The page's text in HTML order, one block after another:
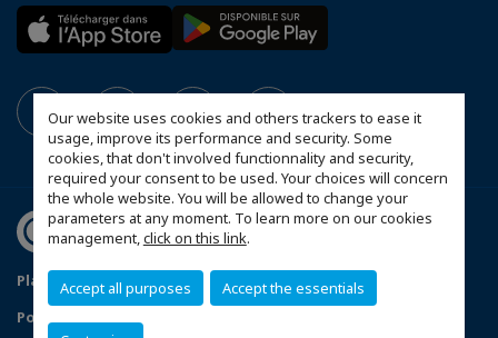
Our website uses cookies and others trackers to ease it
usage, improve its performance and security. Some
cookies, that don't involved functionnality and security,
required your consent to be used. Your choices will concern
the whole website. You will be allowed to change your
parameters at any moment. To learn more on our cookies
management,click on this link.
Accept all purposes Accept the essentials
Plan du site Statuts de la CCFT
Mentions légales
Politique de confidentialité